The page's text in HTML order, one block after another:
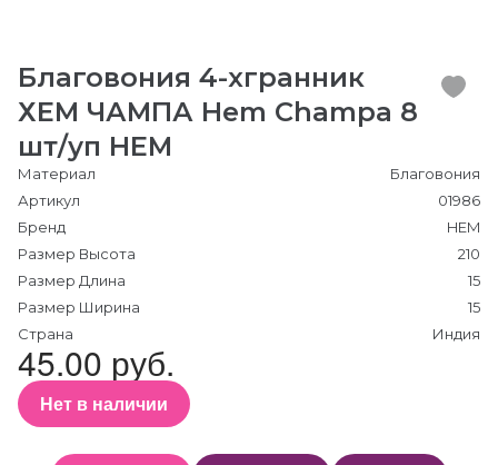
Благовония 4-хгранник
ХЕМ ЧАМПА Hem Champa 8
шт/уп HEM
Материал
Благовония
Артикул
01986
Бренд
HEM
Размер Высота
210
Размер Длина
15
Размер Ширина
15
Страна
Индия
45.00 руб.
Нет в наличии